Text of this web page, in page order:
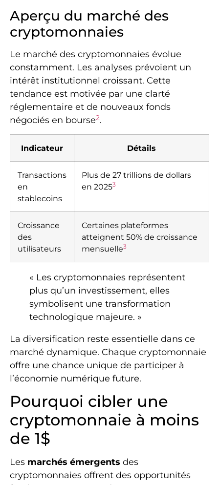
Aperçu du marché des
cryptomonnaies
Le marché des cryptomonnaies évolue
constamment. Les analyses prévoient un
intérêt institutionnel croissant. Cette
tendance est motivée par une clarté
réglementaire et de nouveaux fonds
négociés en bourse2.
Indicateur Détails
Transactions
en
stablecoins
Plus de 27 trillions de dollars
en 20253
Croissance
des
utilisateurs
Certaines plateformes
atteignent 50% de croissance
mensuelle3
« Les cryptomonnaies représentent
plus qu’un investissement, elles
symbolisent une transformation
technologique majeure. »
La diversification reste essentielle dans ce
marché dynamique. Chaque cryptomonnaie
offre une chance unique de participer à
l’économie numérique future.
Pourquoi cibler une
cryptomonnaie à moins
de 1$
Les marchés émergents des
cryptomonnaies offrent des opportunités